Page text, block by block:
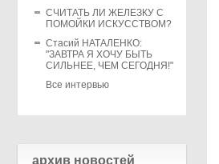
СЧИТАТЬ ЛИ ЖЕЛЕЗКУ С
ПОМОЙКИ ИСКУССТВОМ?
Стасий НАТАЛЕНКО:
"ЗАВТРА Я ХОЧУ БЫТЬ
СИЛЬНЕЕ, ЧЕМ СЕГОДНЯ!"
Все интервью
архив новостей